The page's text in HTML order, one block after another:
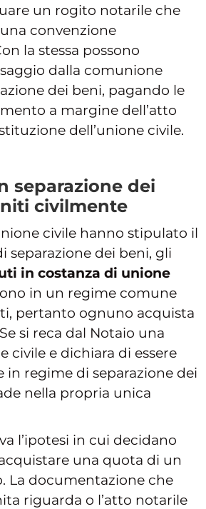
un rogito notarile che
convenzione
la stessa possono
dalla comunione
dei beni, pagando le
a margine dell’atto
dell’unione civile.
separazione dei
civilmente
civile hanno stipulato il
separazione dei beni, gli
in costanza di unione
in un regime comune
pertanto ognuno acquista
si reca dal Notaio una
civile e dichiara di essere
regime di separazione dei
nella propria unica
l’ipotesi in cui decidano
una quota di un
La documentazione che
riguarda o l’atto notarile